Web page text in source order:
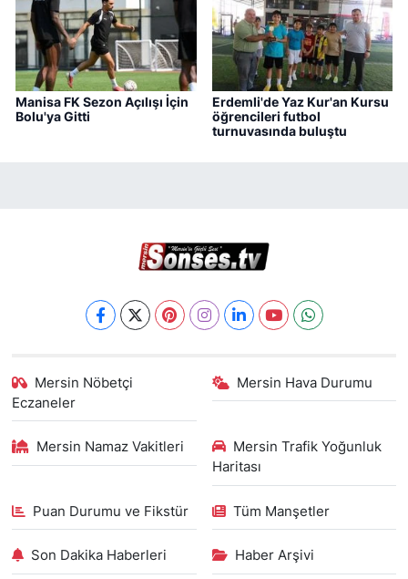
Manisa FK Sezon Açılışı İçin
Bolu'ya Gitti
Erdemli'de Yaz Kur'an Kursu
öğrencileri futbol
turnuvasında buluştu
Mersin Nöbetçi
Eczaneler
Mersin Hava Durumu
Mersin Namaz Vakitleri
Mersin Trafik Yoğunluk
Haritası
Puan Durumu ve Fikstür Tüm Manşetler
Son Dakika Haberleri Haber Arşivi